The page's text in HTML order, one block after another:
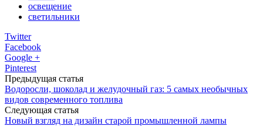
освещение
светильники
Twitter
Facebook
Google +
Pinterest
Предыдущая статья
Водоросли, шоколад и желудочный газ: 5 самых необычных
видов современного топлива
Следующая статья
Новый взгляд на дизайн старой промышленной лампы